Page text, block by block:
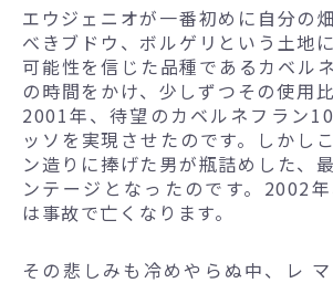
エウジェニオが一番初めに自分の
べきブドウ、ボルゲリという土地
可能性を信じた品種であるカベル
の時間をかけ、少しずつその使用
2001年、待望のカベルネフラン
ッソを実現させたのです。しかし
ン造りに捧げた男が瓶詰めした、
ンテージとなったのです。2002
は事故で亡くなります。
その悲しみも冷めやらぬ中、レ